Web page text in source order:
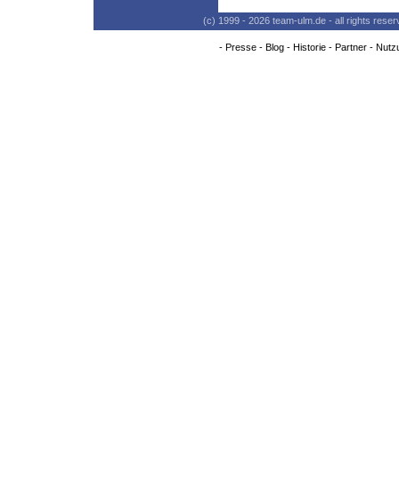
(c) 1999 - 2026 team-ulm.de - all rights
- Presse- Blog- Historie- Partner-